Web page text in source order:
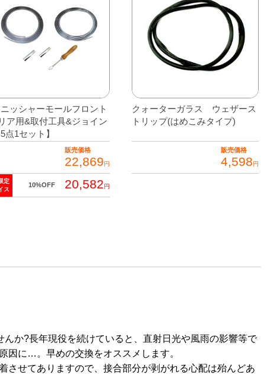
ッシャーモールフロント
ア用&取付工具&ジョイン
点1セット】
販売価格
22,869円
定
ス
10%OFF 20,582円
クォーターガラス ウェザース
トリップ(はめこみタイプ)
販売価格
4,598円
か?長年現役を続けていると、直射日光や風雨の影響等で
因に…。早めの交換をオススメします。
せてありますので、接合部分が剥がれる心配は殆んどあ